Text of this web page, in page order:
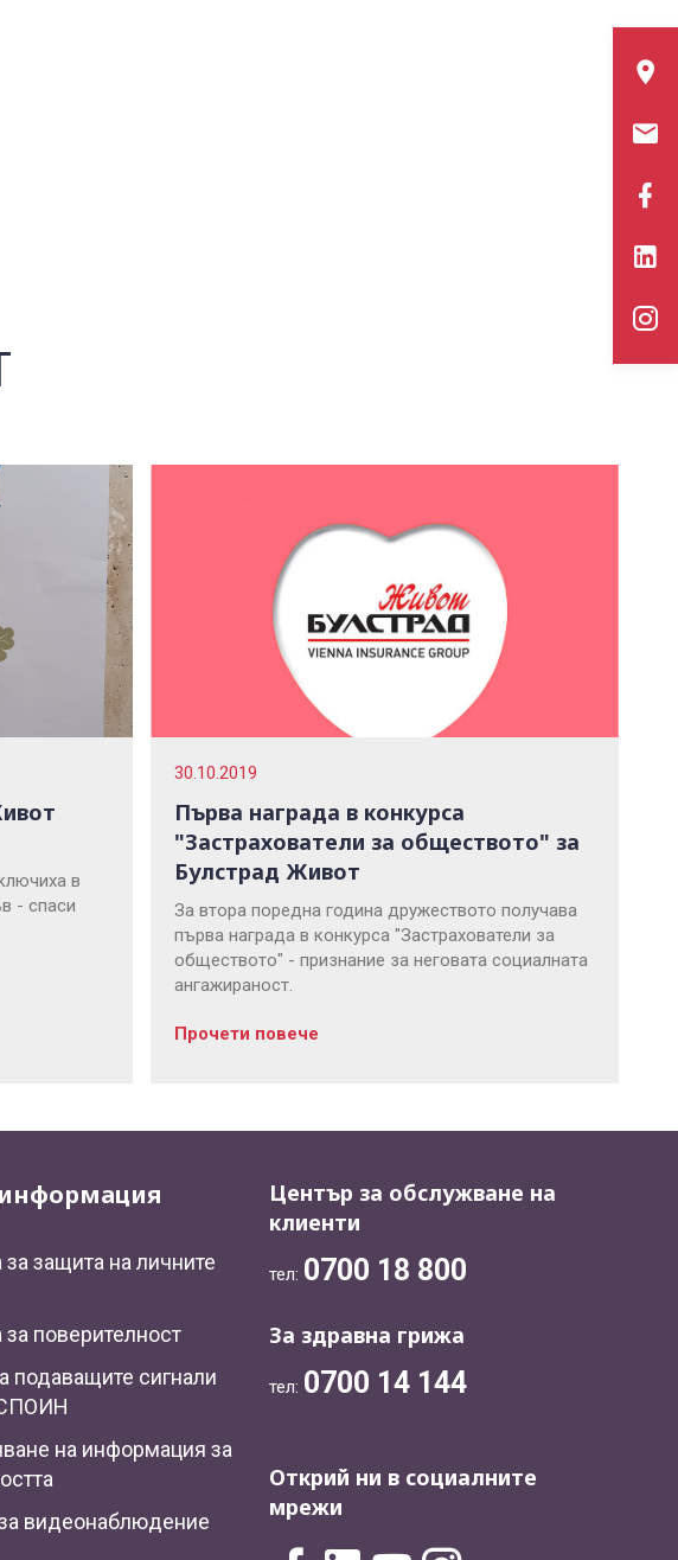
в
- спаси
30.10.2019
Първа награда в конкурса
"Застрахователи за обществото" за
Булстрад Живот
За втора поредна година дружеството получава
първа награда в конкурса "Застрахователи за
обществото" - признание за неговата социалната
ангажираност.
Прочети повече
за защита на личните
за поверителност
подаващите сигнали
на информация за
видеонаблюдение
Център за обслужване на
клиенти
тел: 0700 18 800
За здравна грижа
тел: 0700 14 144
Открий ни в социалните
мрежи